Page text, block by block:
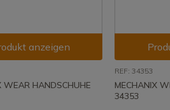
anzeigen
WEAR HANDSCHUHE
REF: 34353
MECHANIX
34353